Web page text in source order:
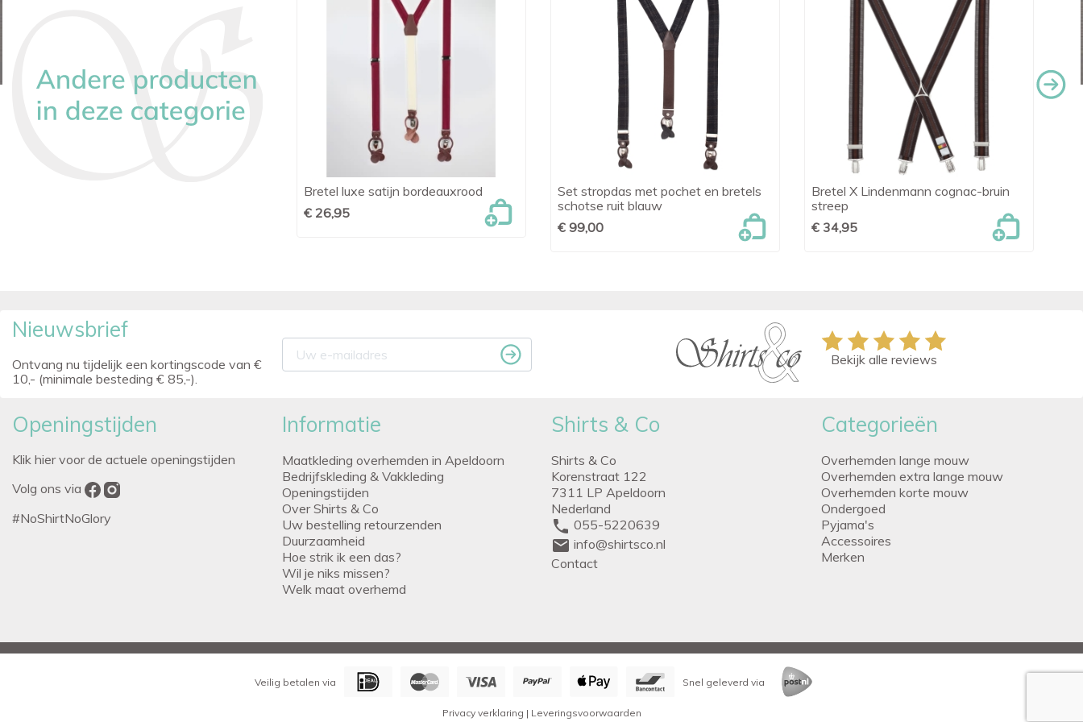
 Snel bekijken
Bretel luxe satijn bordeauxrood
€ 26,95
 Snel bekijken
Set stropdas met pochet en bretels
schotse ruit blauw
€ 99,00
 Snel bekijken
Bretel X Lindenmann cognac-bruin
streep
€ 34,95
Nieuwsbrief
Ontvang nu tijdelijk een kortingscode van €
10,- (minimale besteding € 85,-).
Bekijk alle reviews
Openingstijden
Klik hier voor de actuele openingstijden
Volg ons via
#NoShirtNoGlory
Informatie
Maatkleding overhemden in Apeldoorn
Bedrijfskleding & Vakkleding
Openingstijden
Over Shirts & Co
Uw bestelling retourzenden
Duurzaamheid
Hoe strik ik een das?
Wil je niks missen?
Welk maat overhemd
Shirts & Co
Shirts & Co
Korenstraat 122
7311 LP Apeldoorn
Nederland
phone 055-5220639
mail info@shirtsco.nl
Contact
Categorieën
Overhemden lange mouw
Overhemden extra lange mouw
Overhemden korte mouw
Ondergoed
Pyjama's
Accessoires
Merken
Veilig betalen via Snel geleverd via
Privacy verklaring | Leveringsvoorwaarden